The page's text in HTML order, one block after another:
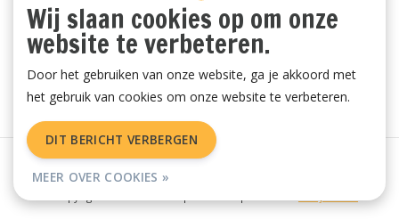
Algemene voorwaarden | Privacy Policy
Wij slaan cookies op om onze
website te verbeteren.
Door het gebruiken van onze website, ga je akkoord met
het gebruik van cookies om onze website te verbeteren.
DIT BERICHT VERBERGEN
MEER OVER COOKIES »